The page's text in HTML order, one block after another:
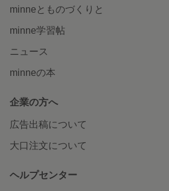
minneとものづくりと
minne学習帖
ニュース
minneの本
企業の方へ
広告出稿について
大口注文について
ヘルプセンター